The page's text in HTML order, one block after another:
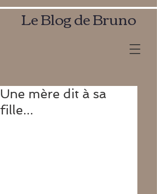
Le Blog de Bruno
Une mère dit à sa
fille...